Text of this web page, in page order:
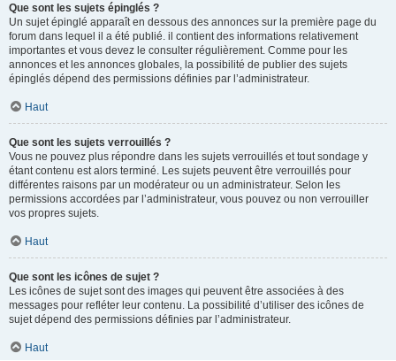
Que sont les sujets épinglés ?
Un sujet épinglé apparaît en dessous des annonces sur la première page du
forum dans lequel il a été publié. il contient des informations relativement
importantes et vous devez le consulter régulièrement. Comme pour les
annonces et les annonces globales, la possibilité de publier des sujets
épinglés dépend des permissions définies par l’administrateur.
Haut
Que sont les sujets verrouillés ?
Vous ne pouvez plus répondre dans les sujets verrouillés et tout sondage y
étant contenu est alors terminé. Les sujets peuvent être verrouillés pour
différentes raisons par un modérateur ou un administrateur. Selon les
permissions accordées par l’administrateur, vous pouvez ou non verrouiller
vos propres sujets.
Haut
Que sont les icônes de sujet ?
Les icônes de sujet sont des images qui peuvent être associées à des
messages pour refléter leur contenu. La possibilité d’utiliser des icônes de
sujet dépend des permissions définies par l’administrateur.
Haut